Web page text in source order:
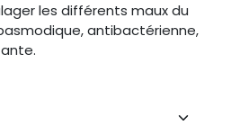
les différents maux du
antibactérienne,